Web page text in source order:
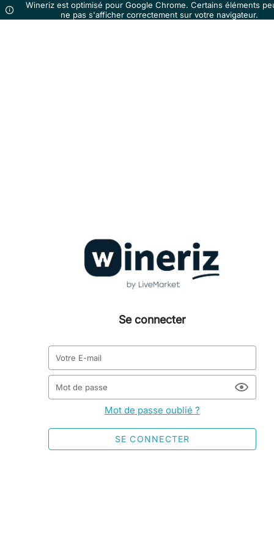
Wineriz est optimisé pour Google Chrome. Certains éléments
ne pas s'afficher correctement sur votre navigateur.
Se connecter
Votre E-mail
Mot de passe
Mot de passe oublié ?
SE CONNECTER